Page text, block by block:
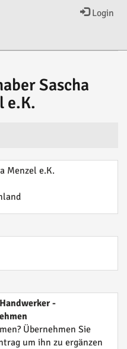
Login
Sascha
e.K.
Menzel e.K.
-
Übernehmen Sie
um ihn zu ergänzen